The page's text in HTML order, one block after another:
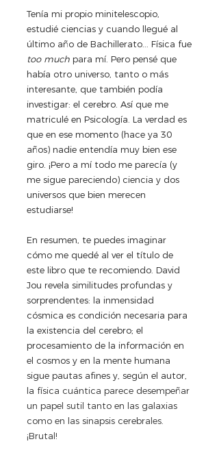
Tenía mi propio minitelescopio,
estudié ciencias y cuando llegué al
último año de Bachillerato... Física fue
too much para mí. Pero pensé que
había otro universo, tanto o más
interesante, que también podía
investigar: el cerebro. Así que me
matriculé en Psicología. La verdad es
que en ese momento (hace ya 30
años) nadie entendía muy bien ese
giro. ¡Pero a mí todo me parecía (y
me sigue pareciendo) ciencia y dos
universos que bien merecen
estudiarse!
En resumen, te puedes imaginar
cómo me quedé al ver el título de
este libro que te recomiendo. David
Jou revela similitudes profundas y
sorprendentes: la inmensidad
cósmica es condición necesaria para
la existencia del cerebro; el
procesamiento de la información en
el cosmos y en la mente humana
sigue pautas afines y, según el autor,
la física cuántica parece desempeñar
un papel sutil tanto en las galaxias
como en las sinapsis cerebrales.
¡Brutal!